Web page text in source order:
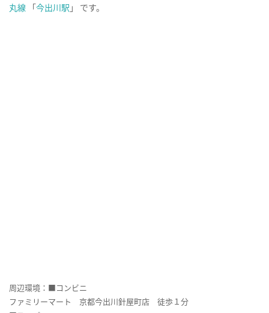
丸線 「今出川駅 」 です。
周辺環境：■コンビニ
ファミリーマート 京都今出川針屋町店 徒歩１分